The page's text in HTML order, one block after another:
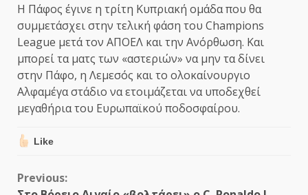
Η Πάφος έγινε η τρίτη Κυπριακή ομάδα που θα
συμμετάσχει στην τελική φάση του Champions
League μετά τον ΑΠΟΕΛ και την Ανόρθωση. Και
μπορεί τα ματς των «αστεριών» να μην τα δίνει
στην Πάφο, η Λεμεσός και το ολοκαίνουργιο
Αλφαμέγα στάδιο να ετοιμάζεται να υποδεχθεί
μεγαθήρια του Ευρωπαϊκού ποδοσφαίρου.
Like
Continue
Previous: